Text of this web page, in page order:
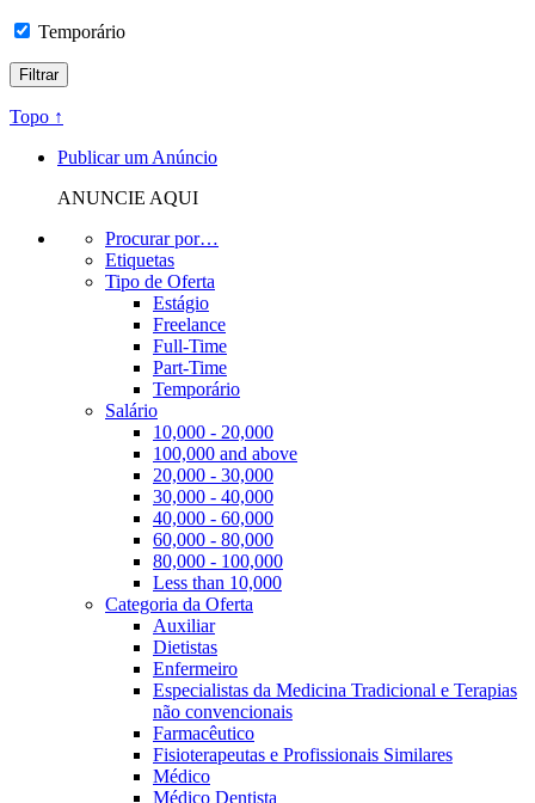
Temporário
Topo ↑
Publicar um Anúncio
ANUNCIE AQUI
Procurar por…
Etiquetas
Tipo de Oferta
Estágio
Freelance
Full-Time
Part-Time
Temporário
Salário
10,000 - 20,000
100,000 and above
20,000 - 30,000
30,000 - 40,000
40,000 - 60,000
60,000 - 80,000
80,000 - 100,000
Less than 10,000
Categoria da Oferta
Auxiliar
Dietistas
Enfermeiro
Especialistas da Medicina Tradicional e Terapias
não convencionais
Farmacêutico
Fisioterapeutas e Profissionais Similares
Médico
Médico Dentista